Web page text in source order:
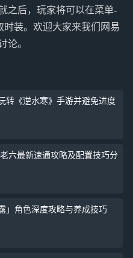
之后，玩家将可以在菜单-
时装。欢迎大家来我们网易
论。
转《逆水寒》手游并避免进度
六最新速通攻略及配置技巧分
」角色深度攻略与养成技巧